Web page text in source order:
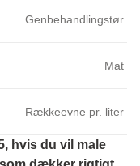
Genbehandlingstør
Mat
Rækkeevne pr. liter
hvis du vil male